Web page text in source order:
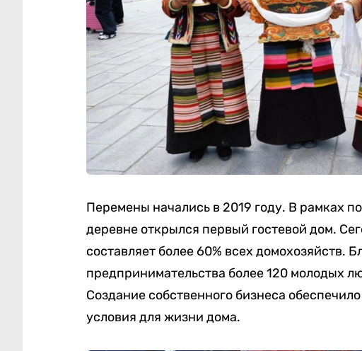
Перемены начались в 2019 году. В рамках
деревне открылся первый гостевой дом.
составляет более 60% всех домохозяйств.
предпринимательства более 120 молодых
Создание собственного бизнеса
условия для жизни дома.